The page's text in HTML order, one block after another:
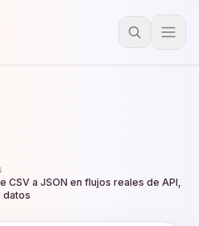
CSV a JSON en flujos reales de API,
datos